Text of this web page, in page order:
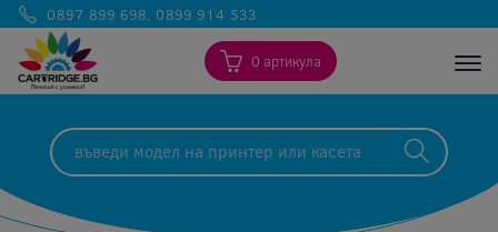
0897 899 698, 0899 914 533
0 артикула